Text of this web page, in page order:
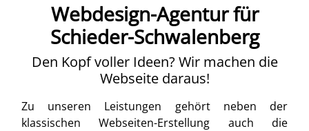
Webdesign-Agentur für
Schieder-Schwalenberg
Den Kopf voller Ideen? Wir machen die
Webseite daraus!
Zu unseren Leistungen gehört neben der
klassischen Webseiten-Erstellung auch die